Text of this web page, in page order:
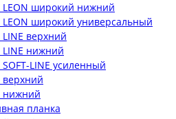
LEON широкий нижний
LEON широкий универсальный
LINE верхний
LINE нижний
LINE усиленный
верхний
нижний
планка